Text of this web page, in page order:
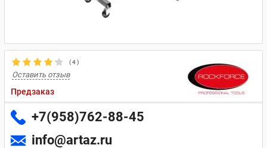
(4)
Оставить отзыв
Предзаказ
+7(958)762-88-45
info@artaz.ru